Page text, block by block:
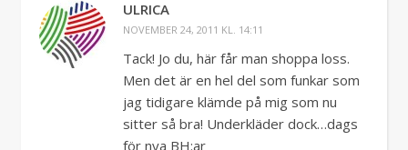
ULRICA
NOVEMBER 24, 2011 KL. 14:11
Tack! Jo du, här får man shoppa loss.
Men det är en hel del som funkar som
jag tidigare klämde på mig som nu
sitter så bra! Underkläder dock…dags
för nya BH:ar